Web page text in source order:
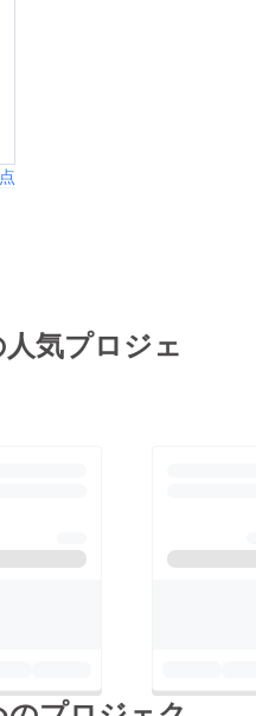
気プロジェ